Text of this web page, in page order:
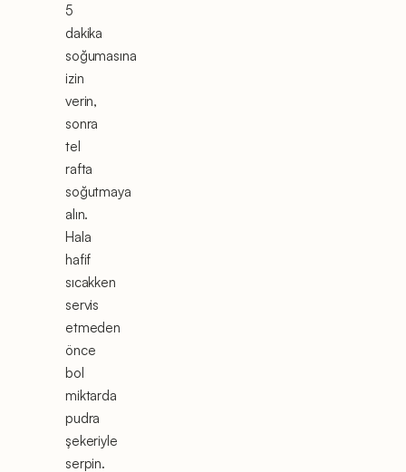
5
dakika
soğumasına
izin
verin,
sonra
tel
rafta
soğutmaya
alın.
Hala
hafif
sıcakken
servis
etmeden
önce
bol
miktarda
pudra
şekeriyle
serpin.